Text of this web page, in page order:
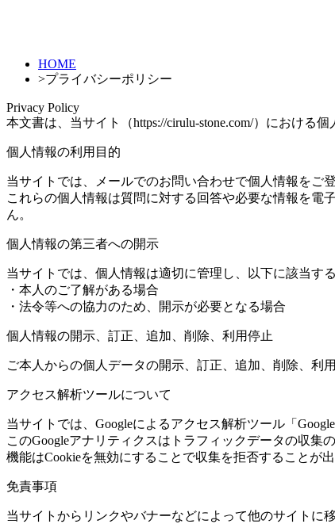
HOME
>プライバシーポリシー
Privacy Policy
本文書は、当サイト（https://cirulu-stone.com/）における
個人情報の利用目的
当サイトでは、メールでのお問い合わせで個人情報をご
これらの個人情報は質問に対する回答や必要な情報を電
ん。
個人情報の第三者への開示
当サイトでは、個人情報は適切に管理し、以下に該当す
・本人のご了解がある場合
・法令等への協力のため、開示が必要となる場合
個人情報の開示、訂正、追加、削除、利用停止
ご本人からの個人データの開示、訂正、追加、削除、利
アクセス解析ツールについて
当サイトでは、Googleによるアクセス解析ツール「
このGoogleアナリティクスはトラフィックデータの収
機能はCookieを無効にすることで収集を拒否することが
免責事項
当サイトからリンクやバナーなどによって他のサイトに